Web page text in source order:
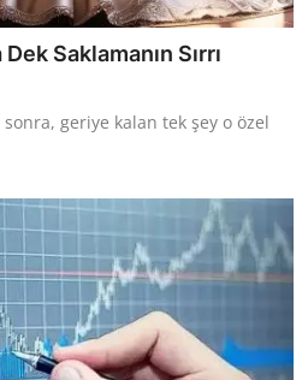
Saklamanın Sırrı
geriye kalan tek şey o özel